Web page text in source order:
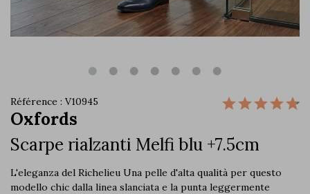
Référence : V10945
Oxfords
Scarpe rialzanti Melfi blu +7.5cm
L'eleganza del Richelieu Una pelle d'alta qualità per questo
modello chic dalla linea slanciata e la punta leggermente